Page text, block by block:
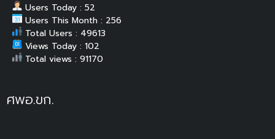
Users Today : 52
Users This Month : 256
Total Users : 49613
Views Today : 102
Total views : 91170
ศพอ.ขก.